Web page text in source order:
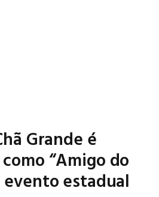
Grande é
“Amigo do
evento estadual